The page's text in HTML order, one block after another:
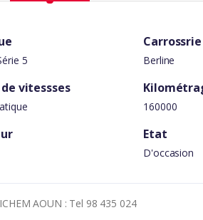
5
Carrossrie
Berline
vitessses
160000
Etat
D'occasion
AOUN : Tel 98 435 024